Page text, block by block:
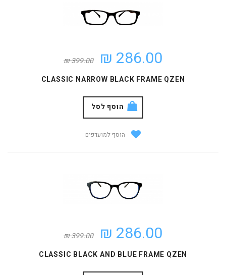
286.00 ₪
399.00 ₪
CLASSIC NARROW BLACK FRAME QZEN
הוסף לסל
הוסף למועדפים
286.00 ₪
399.00 ₪
CLASSIC BLACK AND BLUE FRAME QZEN